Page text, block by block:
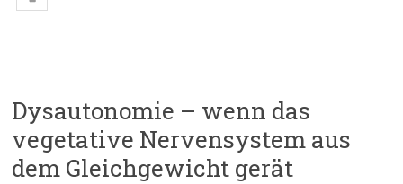
Dysautonomie – wenn das
vegetative Nervensystem aus
dem Gleichgewicht gerät